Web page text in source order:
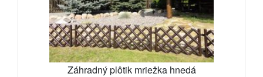
Záhradný plôtik mriežka hnedá